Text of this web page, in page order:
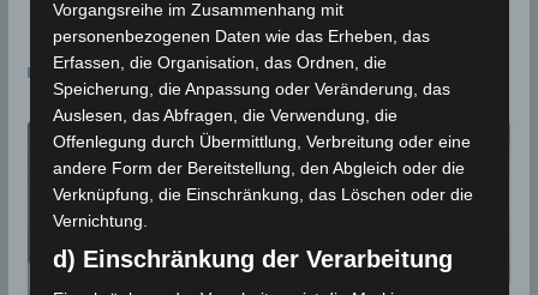
Das könnte dir auch gefallen
Vorgangsreihe im Zusammenhang mit
personenbezogenen Daten wie das Erheben, das
Erfassen, die Organisation, das Ordnen, die
Speicherung, die Anpassung oder Veränderung, das
Auslesen, das Abfragen, die Verwendung, die
Offenlegung durch Übermittlung, Verbreitung oder eine
andere Form der Bereitstellung, den Abgleich oder die
Verknüpfung, die Einschränkung, das Löschen oder die
Vernichtung.
d) Einschränkung der Verarbeitung